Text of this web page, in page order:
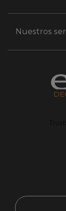
Nuestros